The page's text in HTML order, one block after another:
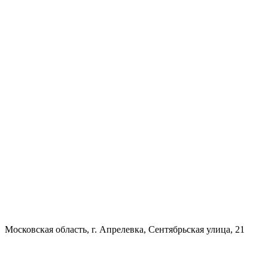
Московская область, г. Апрелевка, Сентябрьская улица, 21